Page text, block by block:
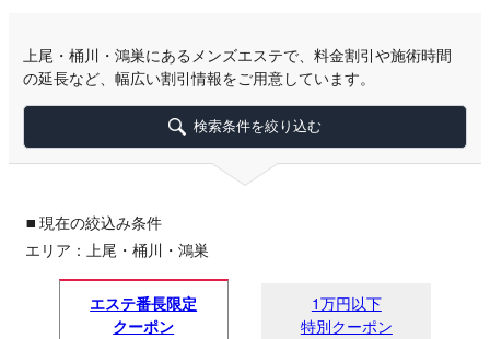
上尾・桶川・鴻巣にあるメンズエステで、料金割引や施術時間
の延長など、幅広い割引情報をご用意しています。
検索条件を絞り込む
▪ 現在の絞込み条件
エリア：上尾・桶川・鴻巣
エステ番長限定
クーポン
1万円以下
特別クーポン